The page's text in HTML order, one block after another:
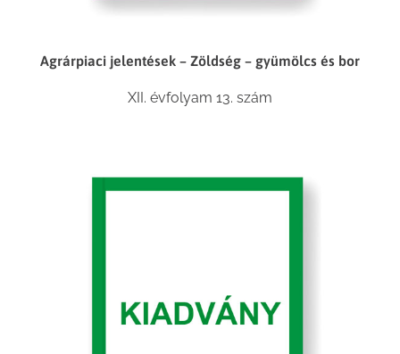
Agrárpiaci jelentések – Zöldség – gyümölcs és bor
XII. évfolyam 13. szám